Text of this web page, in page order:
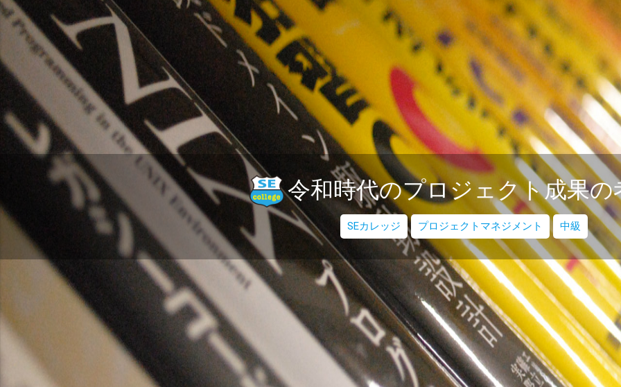
令和時代のプロジェクト成果の
SEカレッジ プロジェクトマネジメント 中級